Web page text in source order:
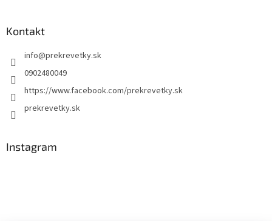
Kontakt
info@prekrevetky.sk
0902480049
https://www.facebook.com/prekrevetky.sk
prekrevetky.sk
Instagram